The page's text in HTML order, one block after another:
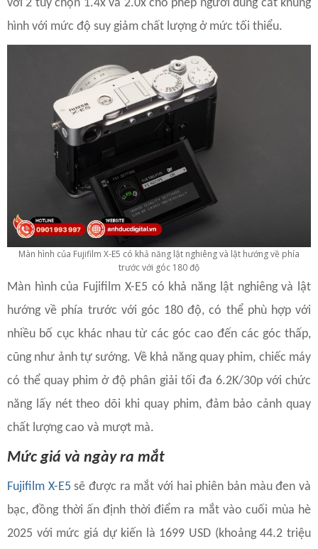
với 2 tùy chọn 1.4x và 2.0x cho phép người dùng cắt khung
hình với mức độ suy giảm chất lượng ở mức tối thiểu.
Màn hình của Fujifilm X-E5 có khả năng lật nghiêng và lật hướng về phía
trước với góc 180 độ
Màn hình của Fujifilm X-E5 có khả năng lật nghiêng và lật
hướng về phía trước với góc 180 độ, có thể phù hợp với
nhiều bố cục khác nhau từ các góc cao đến các góc thấp,
cũng như ảnh tự sướng. Về khả năng quay phim, chiếc máy
có thể quay phim ở độ phân giải tối đa 6.2K/30p với chức
năng lấy nét theo dõi khi quay phim, đảm bảo cảnh quay
chất lượng cao và mượt mà.
Mức giá và ngày ra mắt
Fujifilm X-E5 sẽ được ra mắt với hai phiên bản màu đen và
bạc, đồng thời ấn định thời điểm ra mắt vào cuối mùa hè
2025 với mức giá dự kiến là 1699 USD (khoảng 44.2 triệu